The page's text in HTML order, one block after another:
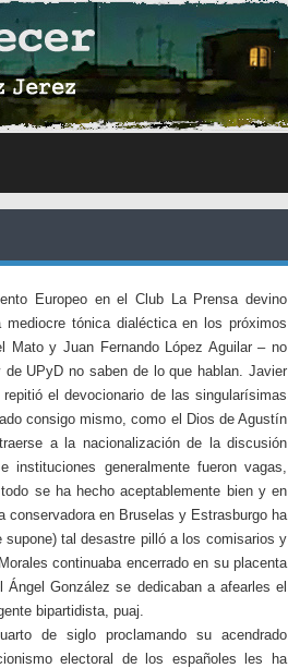
Europeo en el Club La Prensa devino
tónica dialéctica en los próximos
Mato y Juan Fernando López Aguilar – no
UPyD no saben de lo que hablan. Javier
el devocionario de las singularísimas
consigo mismo, como el Dios de Agustín
a la nacionalización de la discusión
generalmente fueron vagas,
se ha hecho aceptablemente bien y en
conservadora en Bruselas y Estrasburgo ha
tal desastre pilló a los comisarios y
continuaba encerrado en su placenta
González se dedicaban a afearles el
bipartidista, puaj.
de siglo proclamando su acendrado
electoral de los españoles les ha